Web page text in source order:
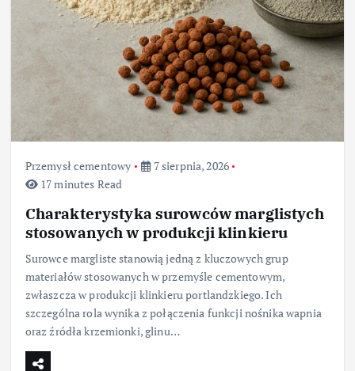
Przemysł cementowy
7 sierpnia, 2026
17 minutes Read
Charakterystyka surowców marglistych
stosowanych w produkcji klinkieru
Surowce margliste stanowią jedną z kluczowych grup
materiałów stosowanych w przemyśle cementowym,
zwłaszcza w produkcji klinkieru portlandzkiego. Ich
szczególna rola wynika z połączenia funkcji nośnika wapnia
oraz źródła krzemionki, glinu…